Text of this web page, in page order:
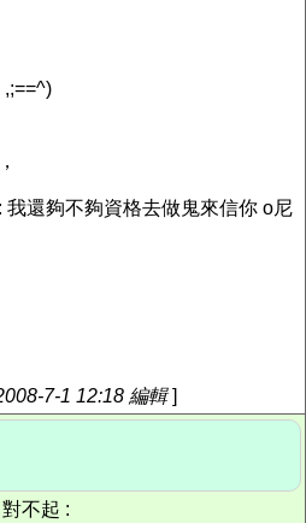
我還夠不夠資格去做鬼來信你 o尼
7-1 12:18 編輯]
不起 :